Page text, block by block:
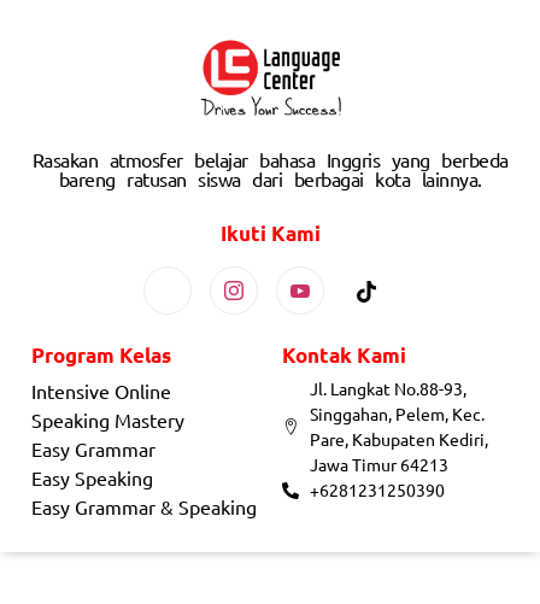
Rasakan atmosfer belajar bahasa Inggris yang berbeda
bareng ratusan siswa dari berbagai kota lainnya.
Ikuti Kami
Program Kelas
Intensive Online
Speaking Mastery
Easy Grammar
Easy Speaking
Easy Grammar & Speaking
Kontak Kami
Jl. Langkat No.88-93,
Singgahan, Pelem, Kec.
Pare, Kabupaten Kediri,
Jawa Timur 64213
+6281231250390